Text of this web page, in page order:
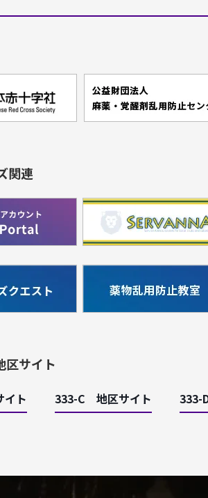
関連
区サイト
ト 333-C 地区サイト 333-